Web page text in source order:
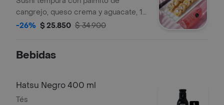
cangrejo, queso crema y aguacate, 12
pzas + bebida hatsu a elección.
-26% $ 25.850 $ 34.900
Bebidas
Hatsu Negro 400 ml
Tés